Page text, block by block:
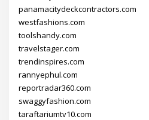
panamacitydeckcontractors.com
westfashions.com
toolshandy.com
travelstager.com
trendinspires.com
rannyephul.com
reportradar360.com
swaggyfashion.com
taraftariumtv10.com